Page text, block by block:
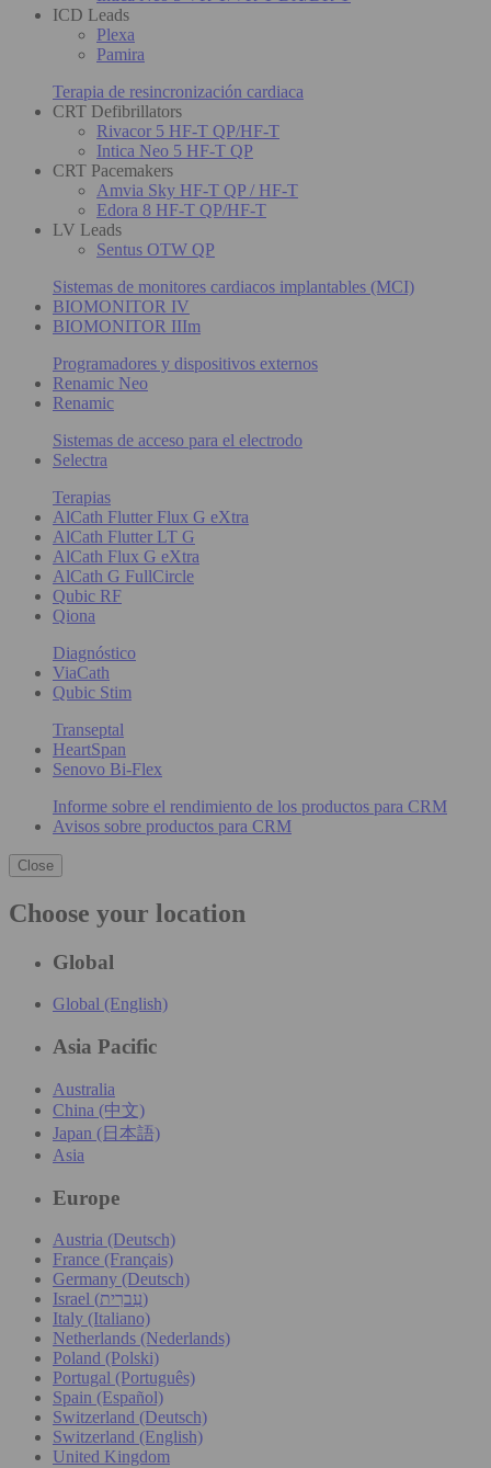
ICD Leads
Plexa
Pamira
Terapia de resincronización cardiaca
CRT Defibrillators
Rivacor 5 HF-T QP/HF-T
Intica Neo 5 HF-T QP
CRT Pacemakers
Amvia Sky HF-T QP / HF-T
Edora 8 HF-T QP/HF-T
LV Leads
Sentus OTW QP
Sistemas de monitores cardiacos implantables (MCI)
BIOMONITOR IV
BIOMONITOR IIIm
Programadores y dispositivos externos
Renamic Neo
Renamic
Sistemas de acceso para el electrodo
Selectra
Terapias
AlCath Flutter Flux G eXtra
AlCath Flutter LT G
AlCath Flux G eXtra
AlCath G FullCircle
Qubic RF
Qiona
Diagnóstico
ViaCath
Qubic Stim
Transeptal
HeartSpan
Senovo Bi-Flex
Informe sobre el rendimiento de los productos para CRM
Avisos sobre productos para CRM
Close
Choose your location
Global
Global (English)
Asia Pacific
Australia
China (中文)
Japan (日本語)
Asia
Europe
Austria (Deutsch)
France (Français)
Germany (Deutsch)
Israel (עִברִית)
Italy (Italiano)
Netherlands (Nederlands)
Poland (Polski)
Portugal (Português)
Spain (Español)
Switzerland (Deutsch)
Switzerland (English)
United Kingdom